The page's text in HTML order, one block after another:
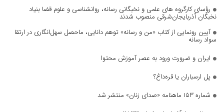
رؤسای کارگروه های علمی و نخبگانی رسانه، روانشناسی و علوم قضا بنیاد
نخبگان آذربایجان‌شرقی منصوب شدند
آیین رونمایی از کتاب «من و رسانه» توهم دانایی، ماحصل سهل‌انگاری در ارتقا
سواد رسانه
ایران و ضرورت ورود به عصر آموزش محتوا
پل ارسباران یا قره‌داغ؟
شماره ۱۵۳ ماهنامه «صدای زنان» منتشر شد